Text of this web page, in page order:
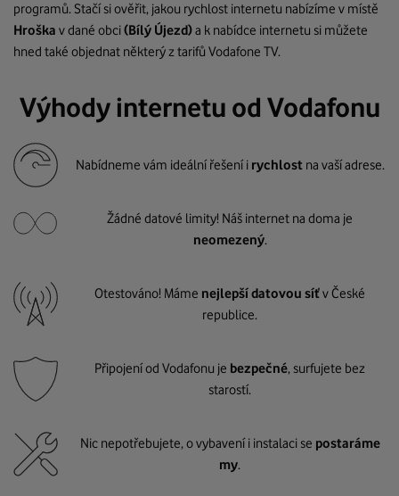
programů. Stačí si ověřit, jakou rychlost internetu nabízíme v místě
Hroška v dané obci(Bílý Újezd)a k nabídce internetu si můžete
hned také objednat některý z tarifů Vodafone TV.
Výhody internetu od Vodafonu
Nabídneme vám ideální řešení i rychlost na vaší adrese.
Žádné datové limity! Náš internet na doma je
neomezený.
Otestováno! Máme nejlepší datovou síťv České
republice.
Připojení od Vodafonu je bezpečné, surfujete bez
starostí.
Nic nepotřebujete, o vybavení i instalaci se postaráme
my.